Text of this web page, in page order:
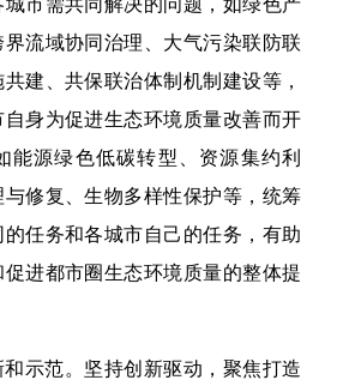
市需共同解决的问题，如绿色产
流域协同治理、大气污染联防联
建、共保联治体制机制建设等，
自身为促进生态环境质量改善而开
能源绿色低碳转型、资源集约利
与修复、生物多样性保护等，统筹
任务和各城市自己的任务，有助
进都市圈生态环境质量的整体提
示范。坚持创新驱动，聚焦打造